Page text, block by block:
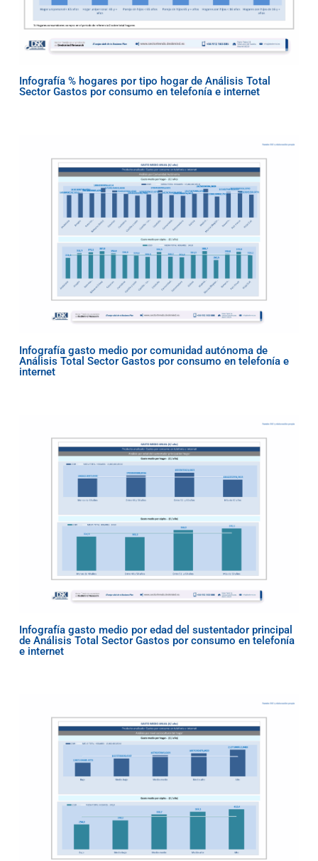
Infografía % hogares por tipo hogar de Análisis Total
Sector Gastos por consumo en telefonía e internet
Infografía gasto medio por comunidad autónoma de
Análisis Total Sector Gastos por consumo en telefonía e
internet
Infografía gasto medio por edad del sustentador principal
de Análisis Total Sector Gastos por consumo en telefonía
e internet